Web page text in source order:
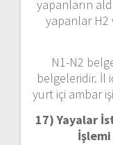
yapanların
yapanlar H2
N1-N2
belgeleridir. İl
yurt içi ambar
17) Yayalar